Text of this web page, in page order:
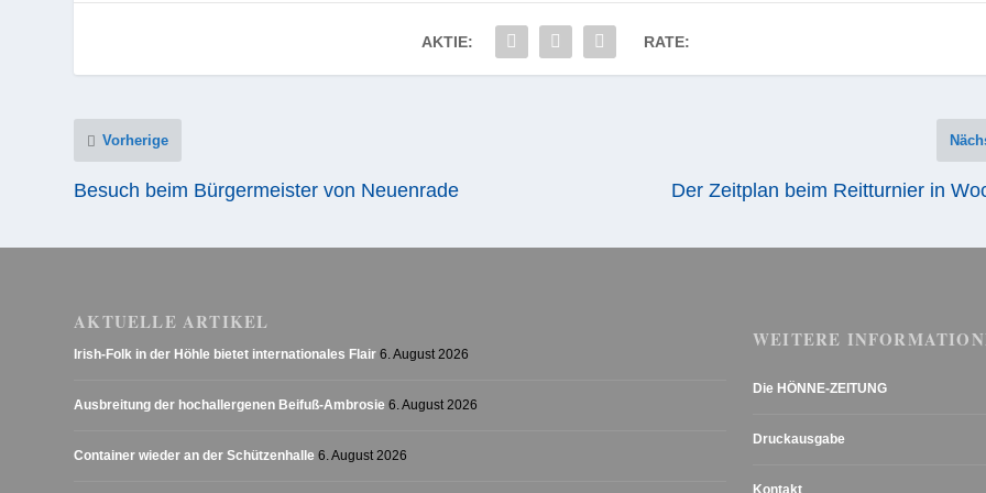
AKTIE: RATE:
Vorherige
Besuch beim Bürgermeister von Neuenrade Der Zeitplan beim Reitturnier in
AKTUELLE ARTIKEL
Irish-Folk in der Höhle bietet internationales Flair 6. August 2026
Ausbreitung der hochallergenen Beifuß-Ambrosie 6. August 2026
Container wieder an der Schützenhalle 6. August 2026
WEITERE
Die HÖNNE-ZEITUNG
Druckausgabe
Kontakt